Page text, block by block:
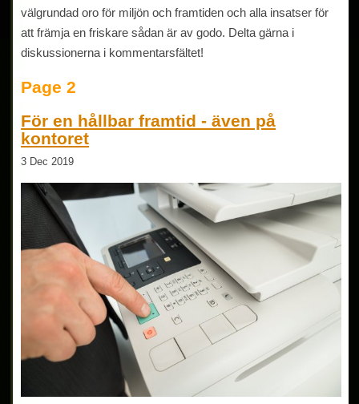
välgrundad oro för miljön och framtiden och alla insatser för
att främja en friskare sådan är av godo. Delta gärna i
diskussionerna i kommentarsfältet!
Page 2
För en hållbar framtid - även på
kontoret
3 Dec 2019